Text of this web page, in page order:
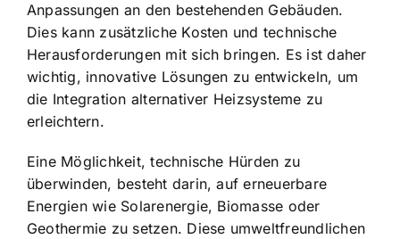
Anpassungen an den bestehenden Gebäuden.
Dies kann zusätzliche Kosten und technische
Herausforderungen mit sich bringen. Es ist daher
wichtig, innovative Lösungen zu entwickeln, um
die Integration alternativer Heizsysteme zu
erleichtern.
Eine Möglichkeit, technische Hürden zu
überwinden, besteht darin, auf erneuerbare
Energien wie Solarenergie, Biomasse oder
Geothermie zu setzen. Diese umweltfreundlichen